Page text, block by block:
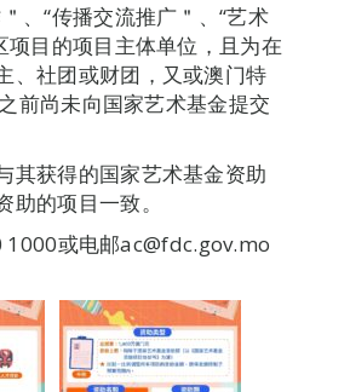
、“传播交流推广＂、“艺术
项目的项目主体单位，且为在
、社团或财团，又或澳门特
前尚未向国家艺术基金提交
其获得的国家艺术基金资助
的项目一致。
1000或电邮ac@fdc.gov.mo